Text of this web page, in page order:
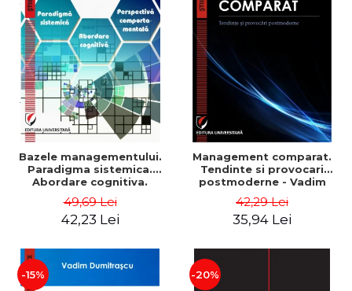
Bazele managementului.
Paradigma sistemica.
Abordare cognitiva.
comportamentala - Vadim
Dumitrascu
49,69 Lei
42,23 Lei
Management comparat.
Tendinte si provocari
postmoderne - Vadim
42,29 Lei
35,94 Lei
-15% -20%